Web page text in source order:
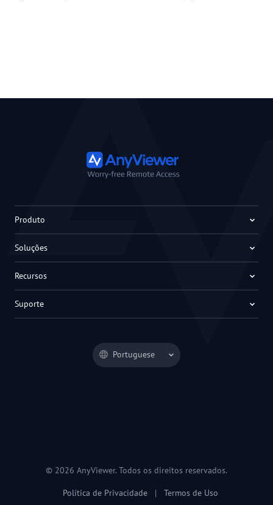
Portuguese
Produto
Soluções
Recursos
Suporte
© 2026 AnyViewer. Todos os direitos reservados.
Política de Privacidade | Termos de Uso